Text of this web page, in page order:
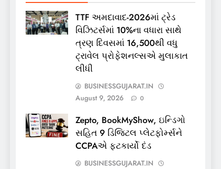
TTF અમદાવાદ-2026માં ટ્રેડ
વિઝિટર્સમાં 10%ના વધારા સાથે
ત્રણ દિવસમાં 16,500થી વધુ
ટ્રાવેલ પ્રોફેશનલ્સએ મુલાકાત
લીધી
BUSINESSGUJARAT.IN
August 9, 2026
0
Zepto, BookMyShow, ઇન્ડિગો
સહિત 9 ડિજિટલ પ્લેટફોર્મ્સને
CCPAએ ફટકાર્યો દંડ
BUSINESSGUJARAT.IN